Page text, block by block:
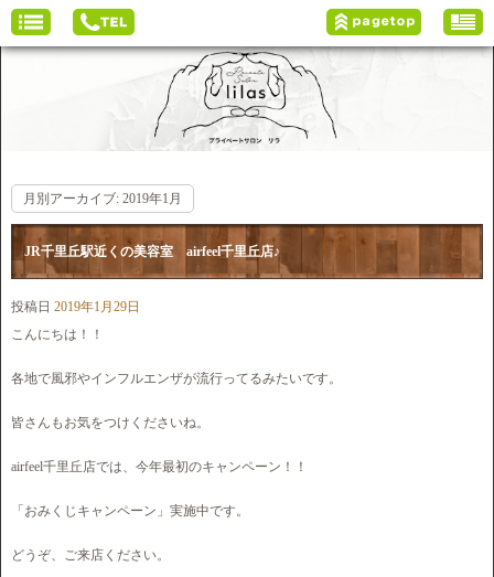
月別アーカイブ: 2019年1月
JR千里丘駅近くの美容室 airfeel千里丘店♪
投稿日 2019年1月29日
こんにちは！！
各地で風邪やインフルエンザが流行ってるみたいです。
皆さんもお気をつけくださいね。
airfeel千里丘店では、今年最初のキャンペーン！！
「おみくじキャンペーン」実施中です。
どうぞ、ご来店ください。